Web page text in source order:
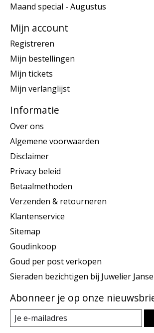
Maand special - Augustus
Mijn account
Registreren
Mijn bestellingen
Mijn tickets
Mijn verlanglijst
Informatie
Over ons
Algemene voorwaarden
Disclaimer
Privacy beleid
Betaalmethoden
Verzenden & retourneren
Klantenservice
Sitemap
Goudinkoop
Goud per post verkopen
Sieraden bezichtigen bij Juwelier
Abonneer je op onze